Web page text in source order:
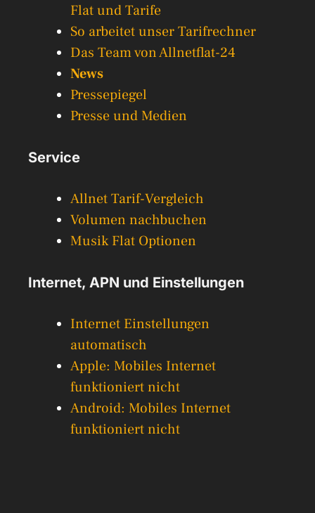
Flat und Tarife
So arbeitet unser Tarifrechner
Das Team von Allnetflat-24
News
Pressepiegel
Presse und Medien
Service
Allnet Tarif-Vergleich
Volumen nachbuchen
Musik Flat Optionen
Internet, APN und Einstellungen
Internet Einstellungen
automatisch
Apple: Mobiles Internet
funktioniert nicht
Android: Mobiles Internet
funktioniert nicht